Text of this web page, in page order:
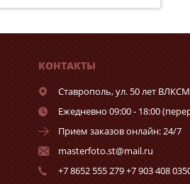
КОНТАКТЫ
Ставрополь,ул. 50 лет
Ежедневно 09:00 - 18:00
Прием заказов онлайн: 24/7
masterfoto.st@mail.ru
+7 8652 555 279 +7 903 408